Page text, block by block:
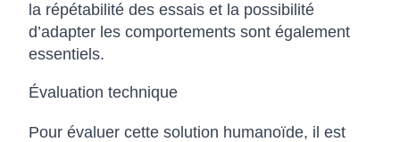
la répétabilité des essais et la possibilité
d’adapter les comportements sont également
essentiels.
Évaluation technique
Pour évaluer cette solution humanoïde, il est